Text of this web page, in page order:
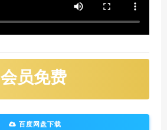
会员免费
百度网盘下载